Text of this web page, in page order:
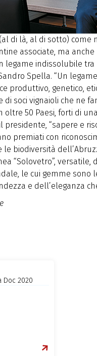
di là, al di sotto)
associate, ma
legame indissolubile
Spella. “Un
produttivo, genetico,
di soci vignaioli che ne
oltre 50 Paesi, forti di
presidente, “sapere e
premiati con
le biodiversità
“Solovetro”,
le cui gemme sono
e dell’eleganza
Doc 2020